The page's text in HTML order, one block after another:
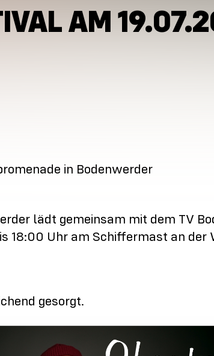
AM
in Bodenwerder
lädt gemeinsam mit dem TV
18:00 Uhr am Schiffermast an
gesorgt.